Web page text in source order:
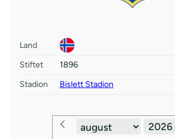
Land
Stiftet
1896
Stadion
Bislett Stadion